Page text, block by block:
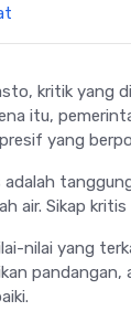
kritik yang
itu,
yang
adalah
air. Sikap
nilai yang
pandangan,